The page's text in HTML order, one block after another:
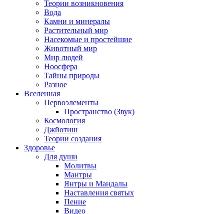
Теории возникновения
Вода
Камни и минералы
Растительный мир
Насекомые и простейшие
Животный мир
Мир людей
Ноосфера
Тайны природы
Разное
Вселенная
Первоэлементы
Пространство (Звук)
Космология
Джйотиш
Теории создания
Здоровье
Для души
Молитвы
Мантры
Янтры и Мандалы
Наставления святых
Пение
Видео